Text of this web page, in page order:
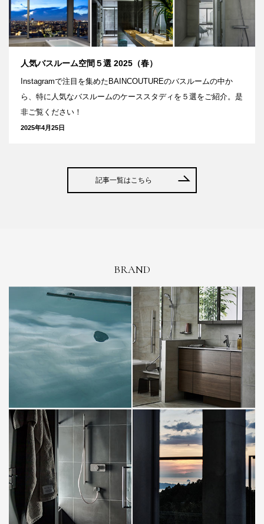
人気バスルーム空間５選 2025（春）
Instagramで注目を集めたBAINCOUTUREのバスルームの中か
ら、特に人気なバスルームのケーススタディを５選をご紹介。是
非ご覧ください！
2025年4月25日
記事一覧はこちら
BRAND